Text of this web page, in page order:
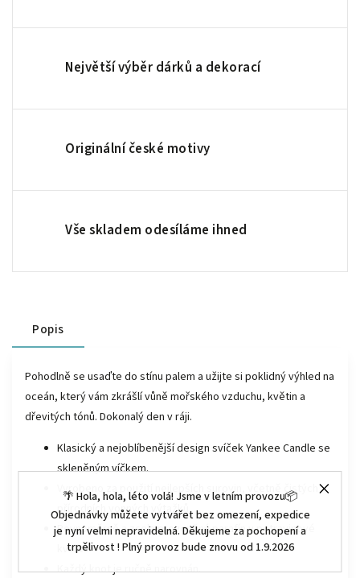
🌴 Hola, hola, léto volá! Jsme v letním provozu📦
Objednávky můžete vytvářet bez omezení, expedice
je nyní velmi nepravidelná. Děkujeme za pochopení a
trpělivost ! Plný provoz bude znovu od 1.9.2026
Největší výběr dárků a dekorací
Originální české motivy
Vše skladem odesíláme ihned
Popis
Pohodlně se usaďte do stínu palem a užijte si poklidný výhled na
oceán, který vám zkrášlí vůně mořského vzduchu, květin a
dřevitých tónů. Dokonalý den v ráji.
Klasický a nejoblíbenější design svíček Yankee Candle se
skleněným víčkem.
Vyrobeno za použití nejlepších surovin, včetně čistých
přírodních vonných výtažků.
Rovnoměrně a zcela provoněný parafín v potravinové
kvalitě.
Každý knot je ručně narovnán.